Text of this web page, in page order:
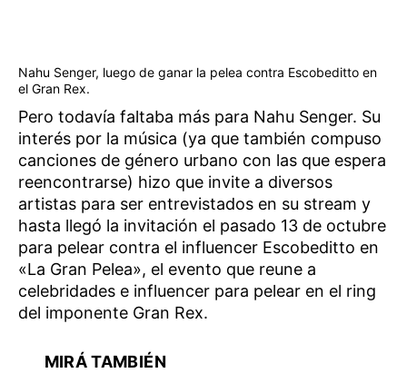
Nahu Senger, luego de ganar la pelea contra Escobeditto en
el Gran Rex.
Pero todavía faltaba más para Nahu Senger. Su
interés por la música (ya que también compuso
canciones de género urbano con las que espera
reencontrarse) hizo que invite a diversos
artistas para ser entrevistados en su stream y
hasta llegó la invitación el pasado 13 de octubre
para pelear contra el influencer Escobeditto en
«La Gran Pelea», el evento que reune a
celebridades e influencer para pelear en el ring
del imponente Gran Rex.